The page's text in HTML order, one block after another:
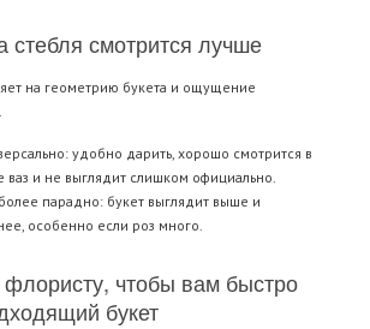
стебля смотрится лучше
на геометрию букета и ощущение
удобно дарить, хорошо смотрится в
ваз и не выглядит слишком официально.
парадно: букет выглядит выше и
особенно если роз много.
флористу, чтобы вам быстро
букет